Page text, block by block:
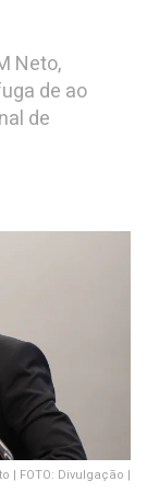
Neto,
de ao
de
| FOTO: Divulgação |